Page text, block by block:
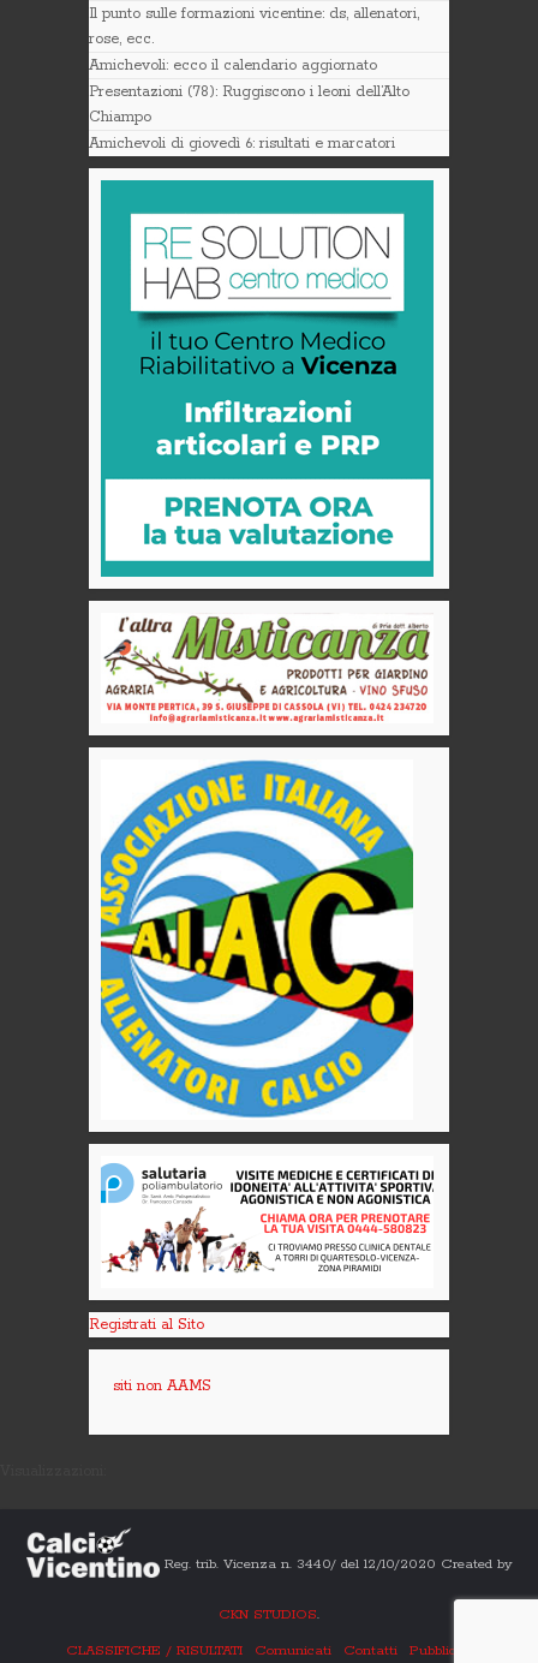
Il punto sulle formazioni vicentine: ds, allenatori,
rose, ecc.
Amichevoli: ecco il calendario aggiornato
Presentazioni (78): Ruggiscono i leoni dell’Alto
Chiampo
Amichevoli di giovedì 6: risultati e marcatori
Registrati al Sito
siti non AAMS
Reg. trib. Vicenza n. 3440/ del 12/10/2020 Created by
CKN STUDIOS.
CLASSIFICHE / RISULTATI
Comunicati Contatti Pubblicità